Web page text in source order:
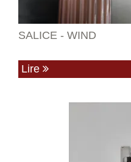
SALICE - WIND
Lire